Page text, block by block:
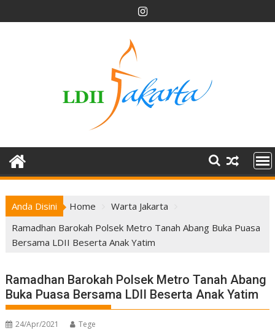
to
Anda Disini Home
Warta Jakarta
Ramadhan Barokah Polsek Metro Tanah Abang Buka Puasa
Bersama LDII Beserta Anak Yatim
Ramadhan Barokah Polsek Metro Tanah Abang
Buka Puasa Bersama LDII Beserta Anak Yatim
24/Apr/2021 Tege